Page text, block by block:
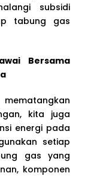
subsidi
tabung gas
Bersama
kita juga
energi pada
setiap
gas yang
komponen